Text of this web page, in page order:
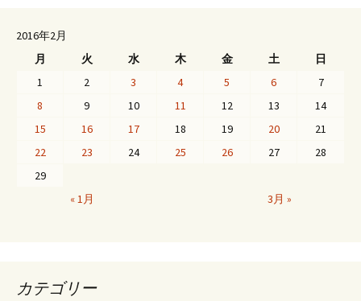
稿
ナ
ビ
ゲ
シ
2016年2月
月
火 水 木 金 土
日
1
2 3 4 5 6
7
8
9 10 11 12 13
14
15
16 17 18 19 20
21
22
23 24 25 26 27
28
29
« 1月
3月 »
カテゴリー